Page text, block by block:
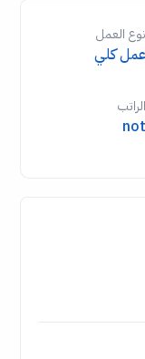
نوع العمل
عمل كلي
الراتب
not